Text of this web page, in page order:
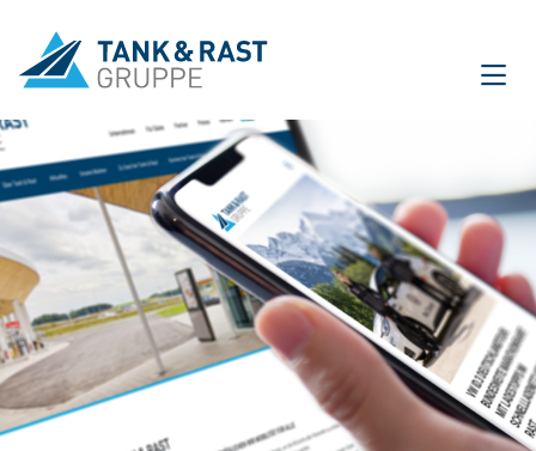
International
Unternehmen
Für Gäste
Partner